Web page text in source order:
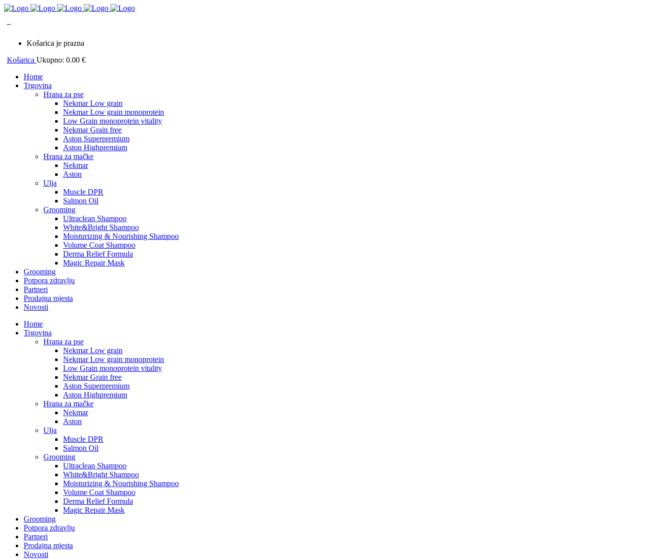
Košarica je prazna
Košarica Ukupno: 0.00 €
Home
Trgovina
Hrana za pse
Nekmar Low grain
Nekmar Low grain monoprotein
Low Grain monoprotein vitality
Nekmar Grain free
Aston Superpremium
Aston Highpremium
Hrana za mačke
Nekmar
Aston
Ulja
Muscle DPR
Salmon Oil
Grooming
Ultraclean Shampoo
White&Bright Shampoo
Moisturizing & Nourishing Shampoo
Volume Coat Shampoo
Derma Relief Formula
Magic Repair Mask
Grooming
Potpora zdravlju
Partneri
Prodajna mjesta
Novosti
Home
Trgovina
Hrana za pse
Nekmar Low grain
Nekmar Low grain monoprotein
Low Grain monoprotein vitality
Nekmar Grain free
Aston Superpremium
Aston Highpremium
Hrana za mačke
Nekmar
Aston
Ulja
Muscle DPR
Salmon Oil
Grooming
Ultraclean Shampoo
White&Bright Shampoo
Moisturizing & Nourishing Shampoo
Volume Coat Shampoo
Derma Relief Formula
Magic Repair Mask
Grooming
Potpora zdravlju
Partneri
Prodajna mjesta
Novosti